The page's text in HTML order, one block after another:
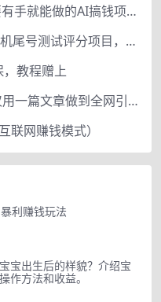
上架2小时收入630+，只要有手就能做的AI搞钱项目，奶奶看完都能学会!
《188个赚钱项目-180》手机尾号测试评分项目，短视频直播日赚200+
教程赠上
网创公众号个人ip项目，仅用一篇文章做到全网引流！
联网赚钱模式）
利赚钱玩法
宝出生后的样貌？介绍宝
作方法和收益。